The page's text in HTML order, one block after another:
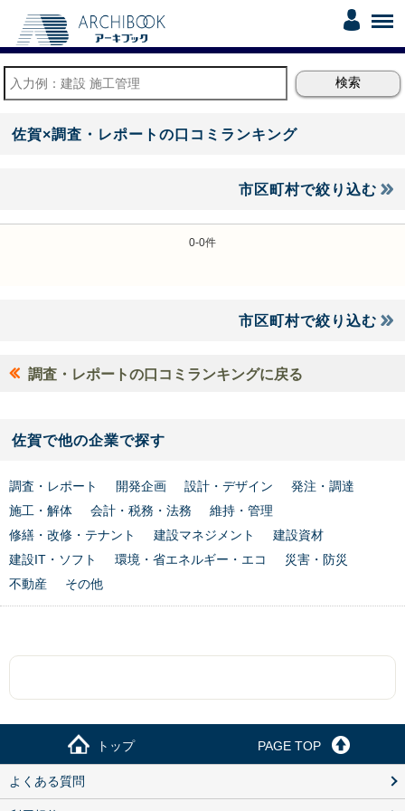
佐賀×調査・レポートの口コミランキング
市区町村で絞り込む
0-0件
市区町村で絞り込む
調査・レポートの口コミランキングに戻る
佐賀で他の企業で探す
調査・レポート 開発企画 設計・デザイン
発注・調達
施工・解体
会計・税務・法務
維持・管理
修繕・改修・テナント
建設マネジメント
建設資材
建設IT・ソフト
環境・省エネルギー・エコ
災害・防災
不動産
その他
トップ PAGE TOP
よくある質問